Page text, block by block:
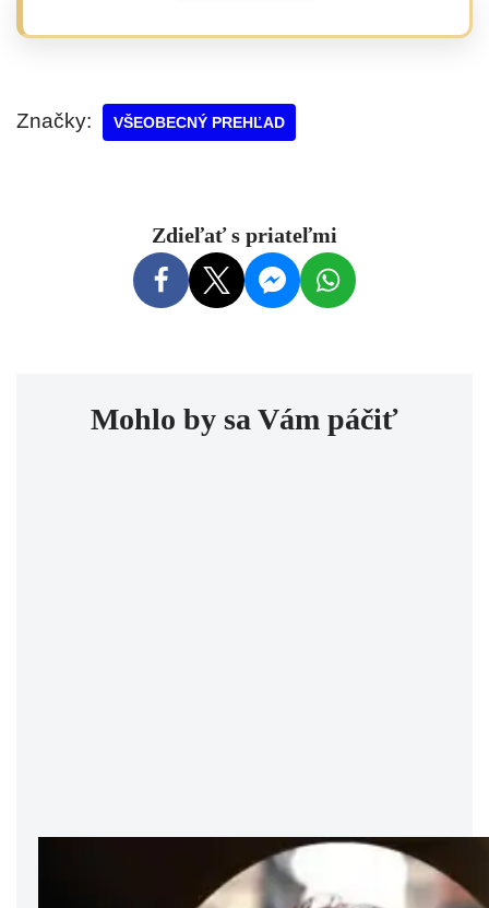
Značky: VŠEOBECNÝ PREHĽAD
Zdieľať s priateľmi
Mohlo by sa Vám páčiť